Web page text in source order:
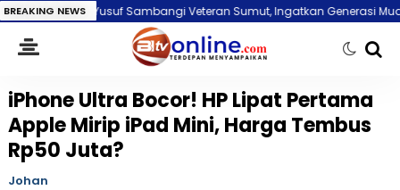
BREAKING NEWS
Sambangi Veteran Sumut, Ingatkan Generasi Muda Tak Lupakan
iPhone Ultra Bocor! HP Lipat Pertama
Apple Mirip iPad Mini, Harga Tembus
Rp50 Juta?
Johan